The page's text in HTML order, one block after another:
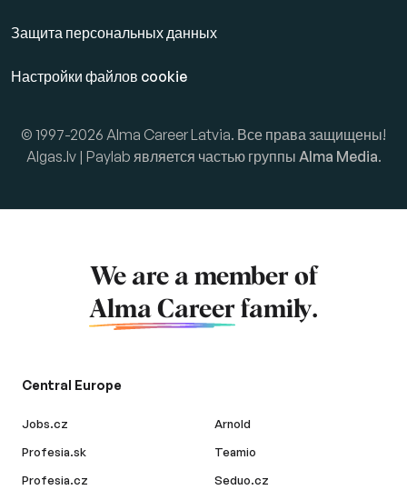
Защита персональных данных
Настройки файлов cookie
© 1997-2026 Alma Career Latvia. Все права защищены!
Algas.lv | Paylab является частью группы Alma Media.
We are a member of
Alma Career family.
Central Europe
Jobs.cz
Profesia.sk
Profesia.cz
Arnold
Teamio
Seduo.cz